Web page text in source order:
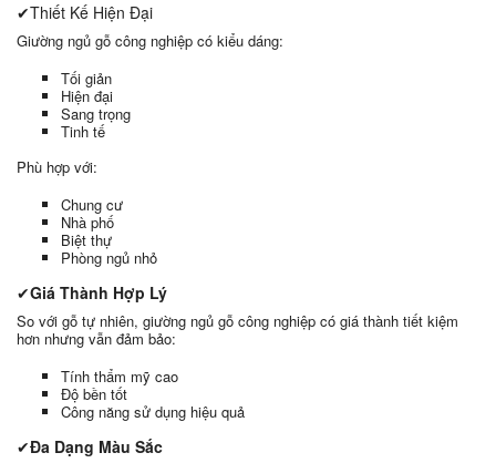
✔Thiết Kế Hiện Đại
Giường ngủ gỗ công nghiệp có kiểu dáng:
Tối giản
Hiện đại
Sang trọng
Tinh tế
Phù hợp với:
Chung cư
Nhà phố
Biệt thự
Phòng ngủ nhỏ
✔Giá Thành Hợp Lý
So với gỗ tự nhiên, giường ngủ gỗ công nghiệp có giá thành tiết kiệm
hơn nhưng vẫn đảm bảo:
Tính thẩm mỹ cao
Độ bền tốt
Công năng sử dụng hiệu quả
✔Đa Dạng Màu Sắc